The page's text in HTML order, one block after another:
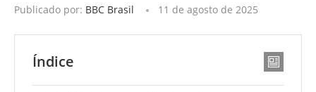
Publicado por: BBC Brasil 11 de agosto de 2025
Índice